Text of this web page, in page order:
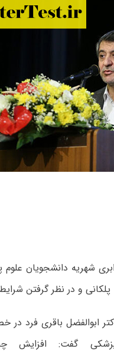
شهریه دانشجویان
و در نظر گرفتن
ابوالفضل باقری فرد
پزشکی گفت: افزایش